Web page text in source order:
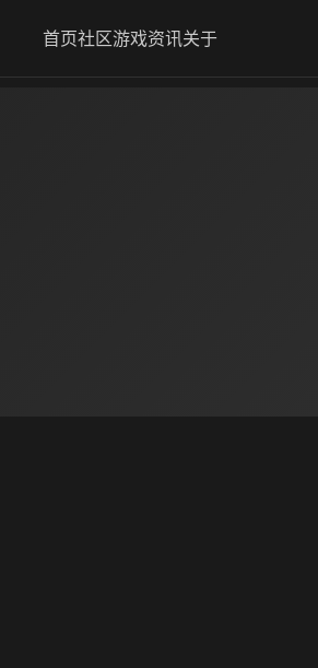
首页社区游戏资讯关于